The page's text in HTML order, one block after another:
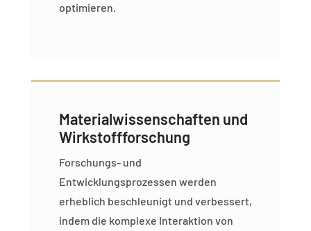
optimieren.
Materialwissenschaften und
Wirkstoffforschung
Forschungs- und
Entwicklungsprozessen werden
erheblich beschleunigt und verbessert,
indem die komplexe Interaktion von